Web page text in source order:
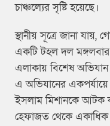
চাঞ্চল্যের সৃষ্টি হয়েছে।
স্থানীয় সূত্রে জানা যায়,
একটি টহল দল মঙ্গলবার
এলাকায় বিশেষ
এ অভিযানের
ইসলাম মিশানকে আটক
হেফাজত থেকে একাধিক